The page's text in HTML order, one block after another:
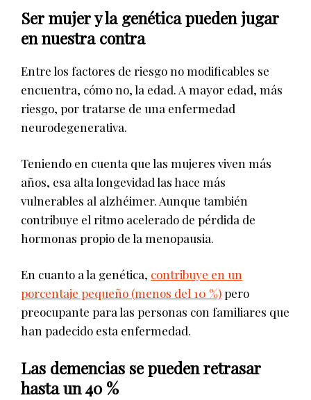
Ser mujer y la genética pueden jugar
en nuestra contra
Entre los factores de riesgo no modificables se
encuentra, cómo no, la edad. A mayor edad, más
riesgo, por tratarse de una enfermedad
neurodegenerativa.
Teniendo en cuenta que las mujeres viven más
años, esa alta longevidad las hace más
vulnerables al alzhéimer. Aunque también
contribuye el ritmo acelerado de pérdida de
hormonas propio de la menopausia.
En cuanto a la genética, contribuye en un
porcentaje pequeño (menos del 10 %)pero
preocupante para las personas con familiares que
han padecido esta enfermedad.
Las demencias se pueden retrasar
hasta un 40 %